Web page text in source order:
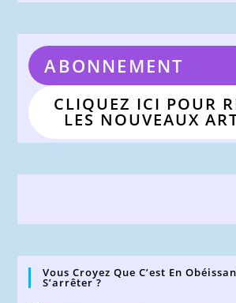
ABONNEMENT
CLIQUEZ ICI POUR
LES NOUVEAUX
Vous Croyez Que C’est En
S’arrêter ?